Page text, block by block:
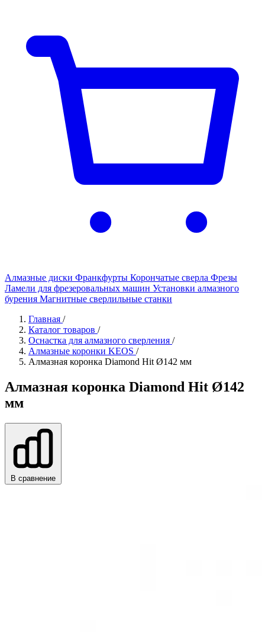
Алмазные диски Франкфурты Корончатые сверла Фрезы
Ламели для фрезеровальных машин Установки алмазного
бурения Магнитные сверлильные станки
Главная /
Каталог товаров /
Оснастка для алмазного сверления /
Алмазные коронки KEOS /
Алмазная коронка Diamond Hit Ø142 мм
Алмазная коронка Diamond Hit Ø142
мм
В сравнение